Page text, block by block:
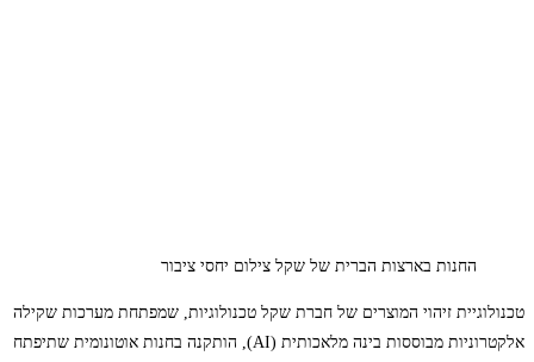
החנות בארצות הברית של שקל צילום יחסי ציבור
טכנולוגיית זיהוי המוצרים של חברת שקל טכנולוגיות, שמפתחת מערכות שקילה
אלקטרוניות מבוססות בינה מלאכותית (AI), הותקנה בחנות אוטונומית שתיפתח